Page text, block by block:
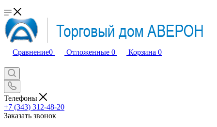
Сравнение0 Отложенные 0 Корзина 0
Телефоны
+7 (343) 312-48-20
Заказать звонок